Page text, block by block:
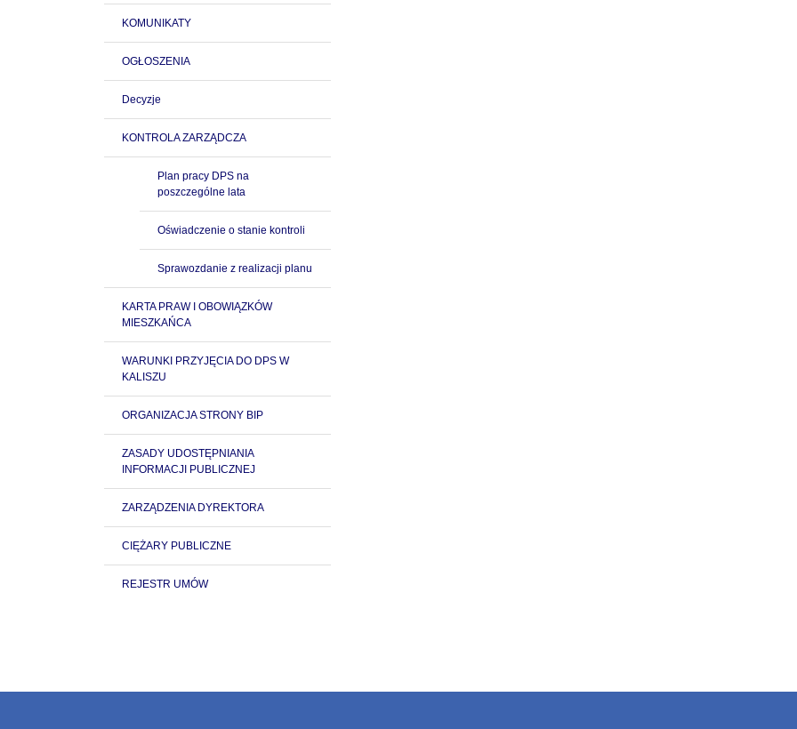
KOMUNIKATY
OGŁOSZENIA
Decyzje
KONTROLA ZARZĄDCZA
Plan pracy DPS na
poszczególne lata
Oświadczenie o stanie kontroli
Sprawozdanie z realizacji planu
KARTA PRAW I OBOWIĄZKÓW
MIESZKAŃCA
WARUNKI PRZYJĘCIA DO DPS W
KALISZU
ORGANIZACJA STRONY BIP
ZASADY UDOSTĘPNIANIA
INFORMACJI PUBLICZNEJ
ZARZĄDZENIA DYREKTORA
CIĘŻARY PUBLICZNE
REJESTR UMÓW